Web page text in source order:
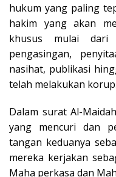
hukum yang paling
hakim yang akan
khusus mulai dari
pengasingan,
nasihat, publikasi
telah melakukan
Dalam surat Al-
yang mencuri dan
tangan keduanya
mereka kerjakan
Maha perkasa dan